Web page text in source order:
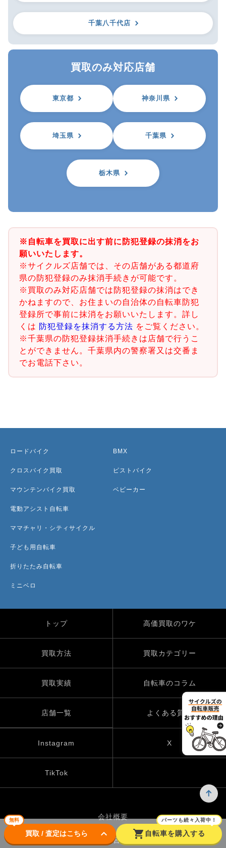
千葉八千代店
買取のみ対応店舗
東京都 神奈川県
埼玉県 千葉県
栃木県
※自転車を買取に出す前に防犯登録の抹消をお
願いいたします。
※サイクルズ店舗では、その店舗がある都道府
県の防犯登録のみ抹消手続きが可能です。
※買取のみ対応店舗では防犯登録の抹消はでき
かねますので、お住まいの自治体の自転車防犯
登録所で事前に抹消をお願いいたします。詳し
くは 防犯登録を抹消する方法 をご覧ください。
※千葉県の防犯登録抹消手続きは店舗で行うこ
とができません。千葉県内の警察署又は交番ま
でお電話下さい。
無料
買取 / 査定はこちら keyboard_arrow_down shopping_cart
パーツも続々入荷中！
自転車を購入する
ロードバイク
クロスバイク買取
マウンテンバイク買取
電動アシスト自転車
ママチャリ・シティサイクル
子ども用自転車
折りたたみ自転車
ミニベロ
BMX
ピストバイク
ベビーカー
トップ 高価買取のワケ
買取方法 買取カテゴリー
買取実績 自転車のコラム
店舗一覧 よくある質問
Instagram X
TikTok
会社概要
お問い合わせ